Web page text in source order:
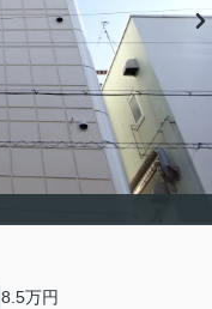
8.5万円